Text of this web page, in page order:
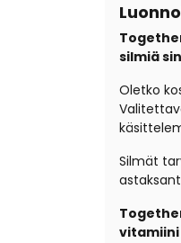
silmiä
Oletko
Silmät